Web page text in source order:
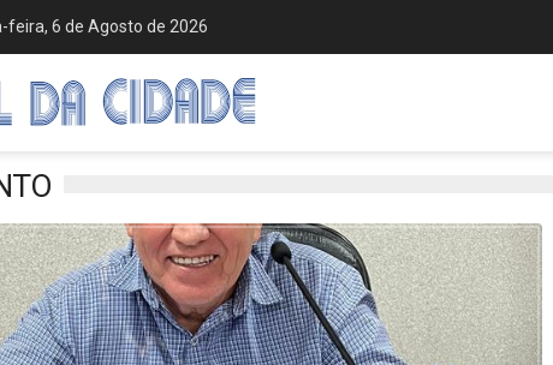
feira, 6 de Agosto de 2026